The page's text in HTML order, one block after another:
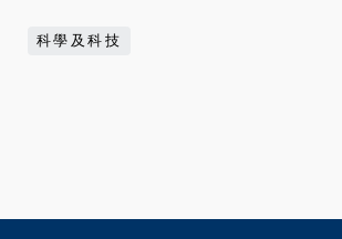
科學及科技